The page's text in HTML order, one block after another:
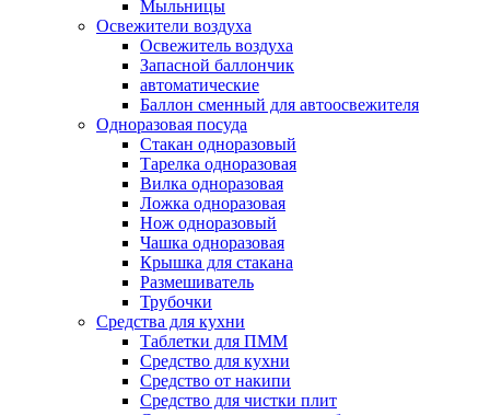
Мыльницы
Освежители воздуха
Освежитель воздуха
Запасной баллончик
автоматические
Баллон сменный для автоосвежителя
Одноразовая посуда
Стакан одноразовый
Тарелка одноразовая
Вилка одноразовая
Ложка одноразовая
Нож одноразовый
Чашка одноразовая
Крышка для стакана
Размешиватель
Трубочки
Средства для кухни
Таблетки для ПММ
Средство для кухни
Средство от накипи
Средство для чистки плит